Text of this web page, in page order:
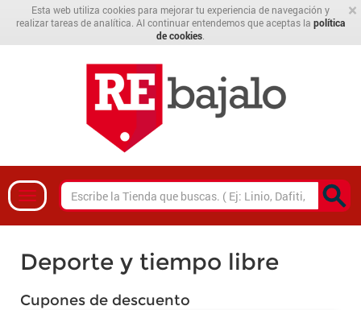
×
Esta web utiliza cookies para mejorar tu experiencia de navegación y
realizar tareas de analítica. Al continuar entendemos que aceptas la política
de cookies
Deporte y tiempo libre
Cupones de descuento